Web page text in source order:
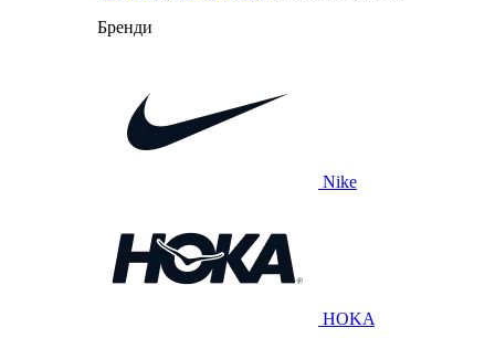
Бренди
Nike
HOKA